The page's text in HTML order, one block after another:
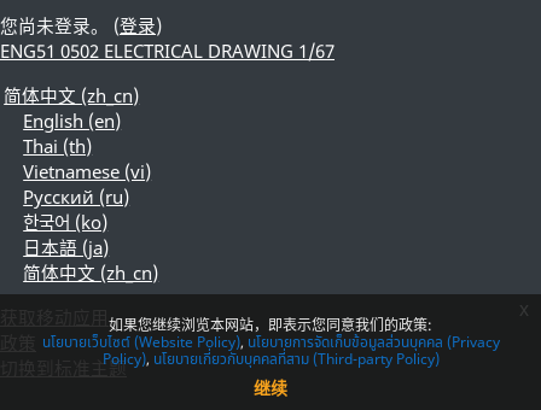
您尚未登录。 (登录)
ENG51 0502 ELECTRICAL DRAWING 1/67
简体中文 ‎(zh_cn)‎
English ‎(en)‎
Thai ‎(th)‎
Vietnamese ‎(vi)‎
Русский ‎(ru)‎
한국어 ‎(ko)‎
日本語 ‎(ja)‎
简体中文 ‎(zh_cn)‎
切换到标准主题
如果您继续浏览本网站，即表示您同意我们的政策:
นโยบายเว็บไซต์ (Website Policy) นโยบายการจัดเก็บข้อมูลส่วนบุคคล (Privacy
Policy) นโยบายเกี่ยวกับบุคคลที่สาม (Third-party Policy)
继续
x